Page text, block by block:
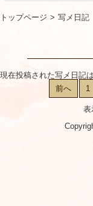
トップページ 写メ日記
現在投稿された写メ日記
前へ
1
表